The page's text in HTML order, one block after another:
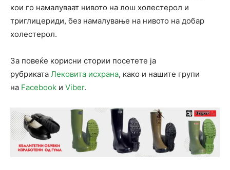
кои го намалуваат нивото на лош холестерол и
триглицериди, без намалување на нивото на добар
холестерол.
За повеќе корисни стории посетете ја
рубриката Лековита исхрана, како и нашите групи
на Facebook и Viber.